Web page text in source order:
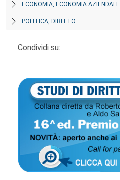
ECONOMIA, ECONOMIA AZIENDALE
POLITICA, DIRITTO
Condividi su: